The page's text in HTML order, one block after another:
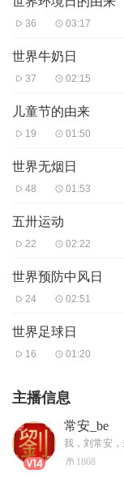
36 03:17
世界牛奶日
37 02:15
儿童节的由来
19 01:50
世界无烟日
48 01:53
五卅运动
22 02:22
世界预防中风日
24 02:51
世界足球日
16 01:20
主播信息
常安_be
1868